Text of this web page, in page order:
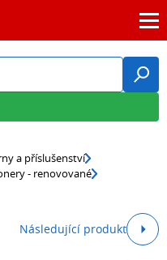
a příslušenství
- renovované
Následující produkt